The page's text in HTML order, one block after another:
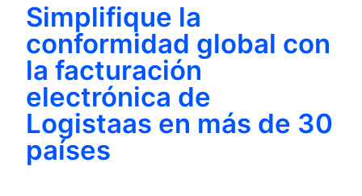
Simplifique la
conformidad global con
la facturación
electrónica de
Logistaas en más de 30
países